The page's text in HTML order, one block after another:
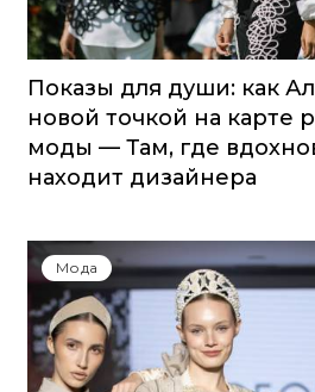
Показы для души: как
новой точкой на карте
моды — Там, где
находит дизайнера
Мода